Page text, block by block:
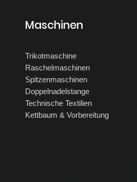
Maschinen
Trikotmaschine
Raschelmaschinen
Spitzenmaschinen
Doppelnadelstange
Technische Textilien
Kettbaum & Vorbereitung